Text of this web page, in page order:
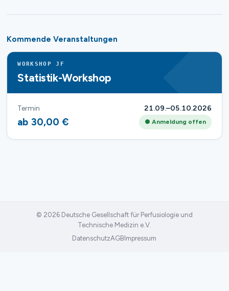
Kommende Veranstaltungen
WORKSHOP JF
Statistik-Workshop
Termin 21.09.–05.10.2026
ab 30,00 € ● Anmeldung offen
© 2026 Deutsche Gesellschaft für Perfusiologie und
Technische Medizin e.V.
DatenschutzAGB Impressum